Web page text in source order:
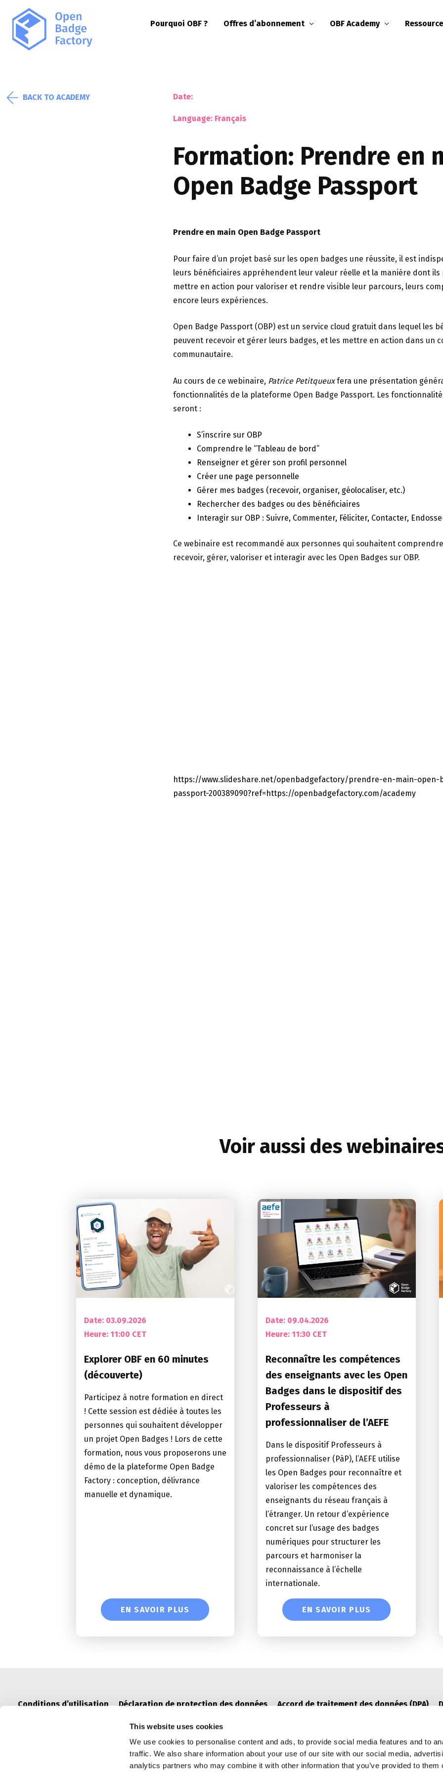
This website uses cookies
We use cookies to personalise content and ads, to provide social media features and to
traffic. We also share information about your use of our site with our social media,
analytics partners who may combine it with other information that you’ve provided to them
Pourquoi OBF ? Offres d’abonnement OBF Academy
BACK TO ACADEMY Date:
Language: Français
Formation: Prendre en
Open Badge Passport
Prendre en main Open Badge Passport
Pour faire d’un projet basé sur les open badges une réussite, il est
leurs bénéficiaires appréhendent leur valeur réelle et la manière dont ils
mettre en action pour valoriser et rendre visible leur parcours, leurs
encore leurs expériences.
Open Badge Passport (OBP) est un service cloud gratuit dans lequel les
peuvent recevoir et gérer leurs badges, et les mettre en action dans un
communautaire.
Au cours de ce webinaire, Patrice Petitqueuxfera une présentation
fonctionnalités de la plateforme Open Badge Passport. Les
seront :
S’inscrire sur OBP
Comprendre le “Tableau de bord”
Renseigner et gérer son profil personnel
Créer une page personnelle
Gérer mes badges (recevoir, organiser, géolocaliser, etc.)
Rechercher des badges ou des bénéficiaires
Interagir sur OBP : Suivre, Commenter, Féliciter, Contacter,
Ce webinaire est recommandé aux personnes qui souhaitent
recevoir, gérer, valoriser et interagir avec les Open Badges sur OBP.
https://www.slideshare.net/openbadgefactory/prendre-en-main-open-
passport-200389090?ref=https://openbadgefactory.com/academy
Voir aussi des
Date: 03.09.2026
Heure: 11:00 CET
Explorer OBF en 60 minutes
(découverte)
Participez à notre formation en direct
! Cette session est dédiée à toutes les
personnes qui souhaitent développer
un projet Open Badges ! Lors de cette
formation, nous vous proposerons une
démo de la plateforme Open Badge
Factory : conception, délivrance
manuelle et dynamique.
EN SAVOIR PLUS
Date: 09.04.2026
Heure: 11:30 CET
Reconnaître les compétences
des enseignants avec les Open
Badges dans le dispositif des
Professeurs à
professionnaliser de l’AEFE
Dans le dispositif Professeurs à
professionnaliser (PàP), l’AEFE utilise
les Open Badges pour reconnaître et
valoriser les compétences des
enseignants du réseau français à
l’étranger. Un retour d’expérience
concret sur l’usage des badges
numériques pour structurer les
parcours et harmoniser la
reconnaissance à l’échelle
internationale.
EN SAVOIR PLUS
Conditions d’utilisation Déclaration de protection des données Accord de traitement des données (DPA)